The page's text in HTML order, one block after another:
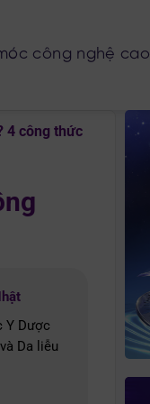
công nghệ cao
4 công thức
Y Dược
Da liễu